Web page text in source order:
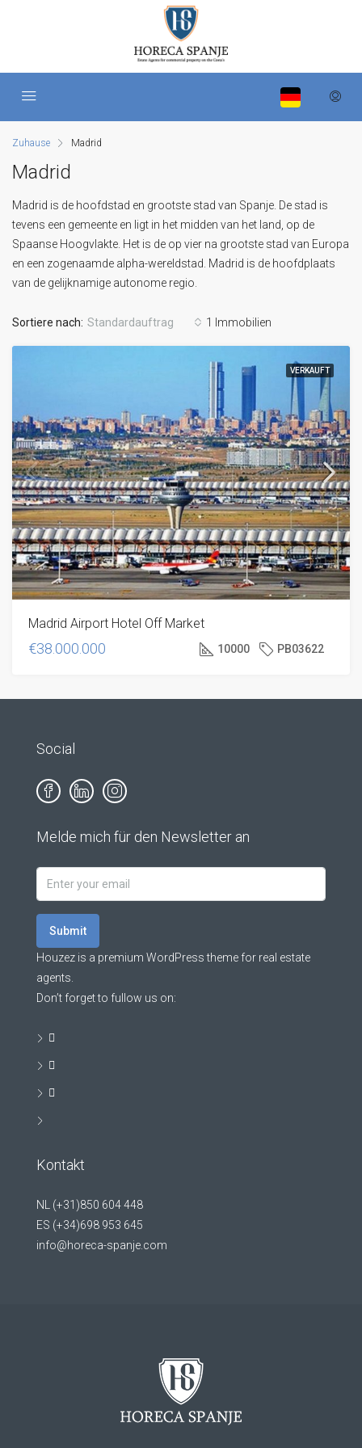
Zuhause Madrid
Madrid
Madrid is de hoofdstad en grootste stad van Spanje. De stad is
tevens een gemeente en ligt in het midden van het land, op de
Spaanse Hoogvlakte. Het is de op vier na grootste stad van Europa
en een zogenaamde alpha-wereldstad. Madrid is de hoofdplaats
van de gelijknamige autonome regio.
1 Immobilien
Sortiere nach: Standardauftrag
VERKAUFT
Madrid Airport Hotel Off Market
€38.000.000 10000 PB03622
Social
Melde mich für den Newsletter an
Submit
Houzez is a premium WordPress theme for real estate
agents.
Don’t forget to fullow us on:
Kontakt
NL (+31)850 604 448
ES (+34)698 953 645
info@horeca-spanje.com